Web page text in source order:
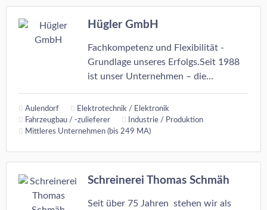
Hügler GmbH
Fachkompetenz und Flexibilität -
Grundlage unseres Erfolgs.Seit 1988
ist unser Unternehmen – die...
Aulendorf
Elektrotechnik / Elektronik
Fahrzeugbau / -zulieferer
Industrie / Produktion
Mittleres Unternehmen (bis 249 MA)
Schreinerei Thomas Schmäh
Seit über 75 Jahren stehen wir als